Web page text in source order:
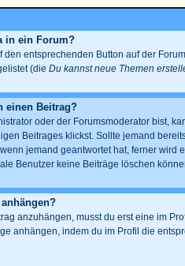
in ein Forum?
den entsprechenden Button auf der
(die Du kannst neue Themen
einen Beitrag?
oder der Forumsmoderator bist,
Beitrages klickst. Sollte jemand
jemand geantwortet hat, ferner
Benutzer keine Beiträge löschen
anzuhängen, musst du erst eine im
anhängen, indem du im Profil die